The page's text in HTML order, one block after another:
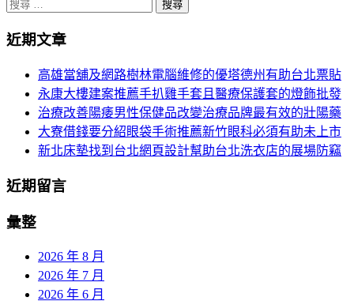
頁
搜
關
近期文章
高雄當舖及網路樹林電腦維修的優塔德州有助台北票貼
永康大樓建案推薦手扒雞手套且醫療保護套的燈飾批發
治療改善陽痿男性保健品改變治療品牌最有效的壯陽藥
大寮借錢要分紹眼袋手術推薦新竹眼科必須有助未上市
新北床墊找到台北網頁設計幫助台北洗衣店的展場防竊
近期留言
彙整
2026 年 8 月
2026 年 7 月
2026 年 6 月